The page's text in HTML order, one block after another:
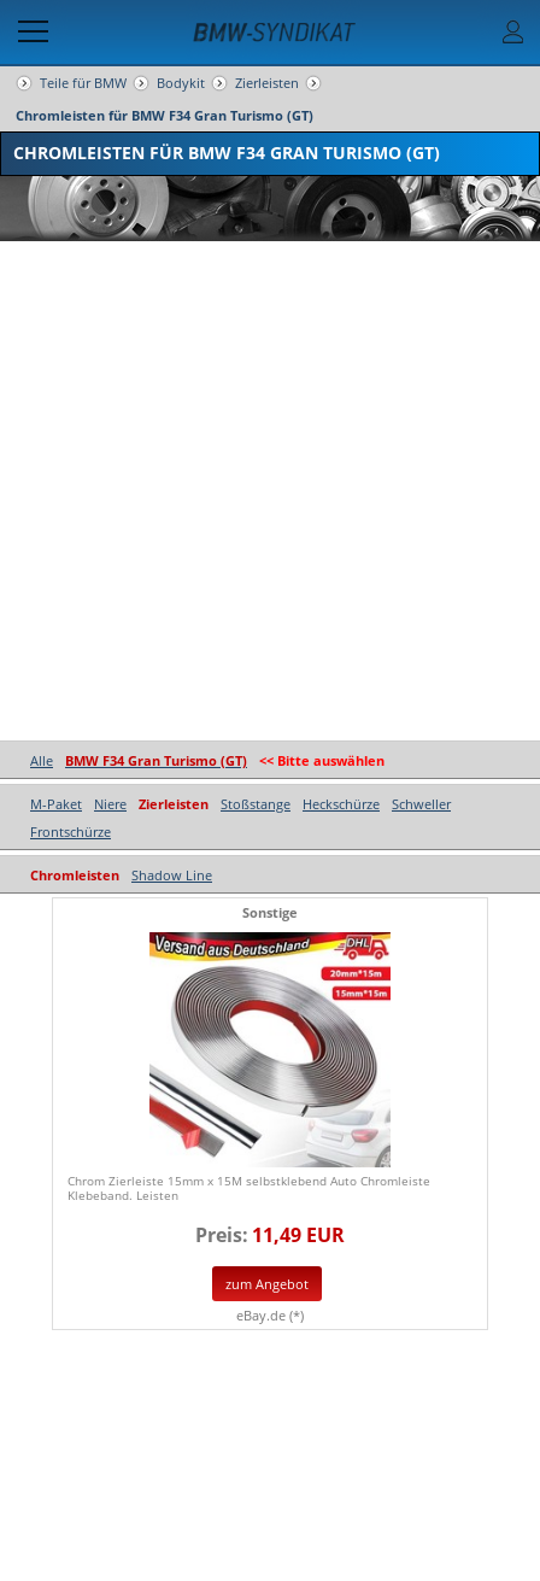
Teile für BMW Bodykit
Zierleisten
Chromleisten für BMW F34 Gran Turismo (GT)
CHROMLEISTEN FÜR BMW F34 GRAN TURISMO (GT)
Alle BMW F34 Gran Turismo (GT) << Bitte auswählen
M-Paket Niere Zierleisten Stoßstange Heckschürze
Schweller
Frontschürze
Chromleisten Shadow Line
Sonstige
Chrom Zierleiste 15mm x 15M selbstklebend Auto Chromleiste
Klebeband. Leisten
Preis: 11,49 EUR
zum Angebot
eBay.de (*)